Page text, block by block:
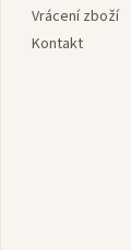
Vrácení zboží
Kontakt